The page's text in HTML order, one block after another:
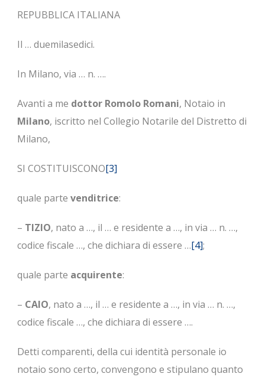
REPUBBLICA ITALIANA
Il … duemilasedici.
In Milano, via … n. ….
Avanti a me dottor Romolo Romani, Notaio in
Milano, iscritto nel Collegio Notarile del Distretto di
Milano,
SI COSTITUISCONO[3]
quale parte venditrice:
– TIZIO, nato a …, il … e residente a …, in via … n. …,
codice fiscale …, che dichiara di essere …[4];
quale parte acquirente:
– CAIO, nato a …, il … e residente a …, in via … n. …,
codice fiscale …, che dichiara di essere ….
Detti comparenti, della cui identità personale io
notaio sono certo, convengono e stipulano quanto